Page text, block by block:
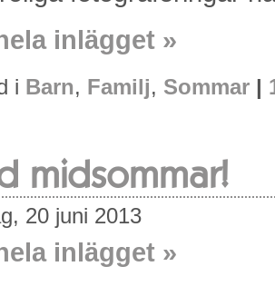
inlägget »
i Barn, Familj, Sommar |
midsommar!
20 juni 2013
inlägget »